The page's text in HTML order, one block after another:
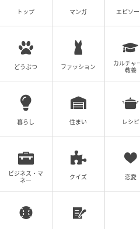
トップ マンガ エピソ
どうぶつ ファッション
カルチャ
教養
暮らし 住まい レシピ
ビジネス・マ
ネー
クイズ 恋愛